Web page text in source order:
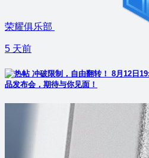
荣耀俱乐部
5 天前
冲破限制，自由翻转！ 8月12日
品发布会，期待与你见面！